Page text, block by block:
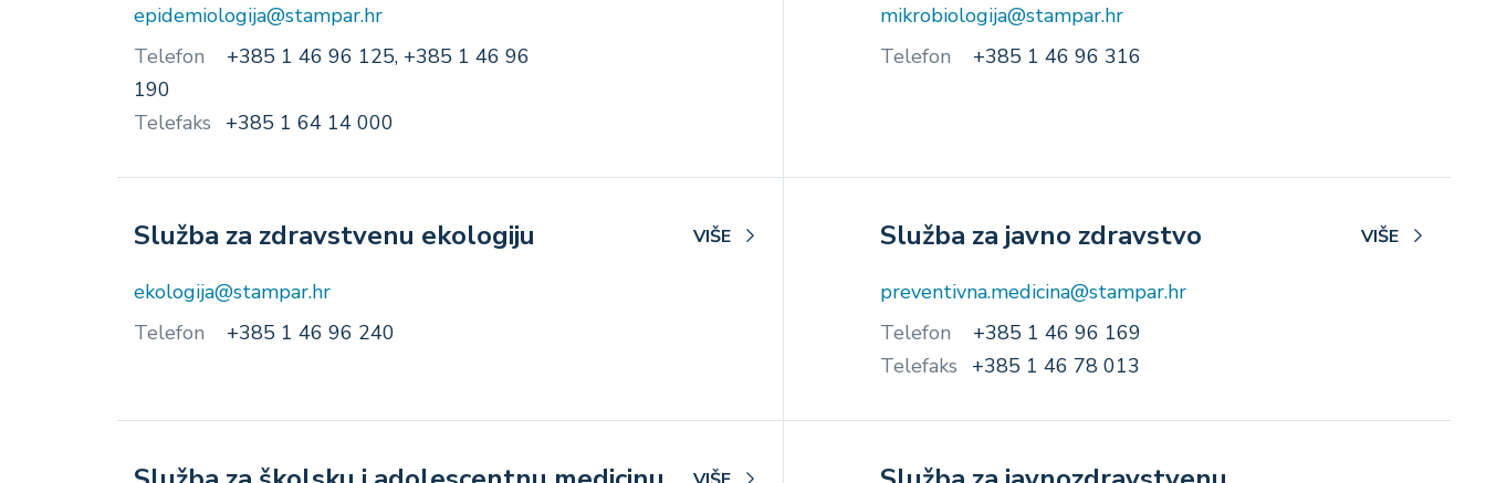
epidemiologija@stampar.hr
Telefon
+385 1 46 96 125, +385 1 46 96
190
Telefaks
+385 1 64 14 000
mikrobiologija@stampar.hr
Telefon
+385 1 46 96 316
Služba za zdravstvenu ekologiju VIŠE
ekologija@stampar.hr
Telefon
+385 1 46 96 240
Služba za javno zdravstvo VIŠE
preventivna.medicina@stampar.hr
Telefon
+385 1 46 96 169
Telefaks
+385 1 46 78 013